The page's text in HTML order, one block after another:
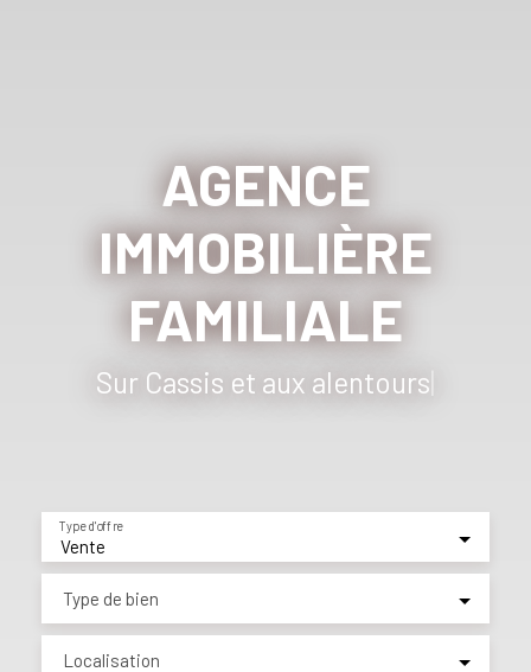
AGENCE
IMMOBILIÈRE
FAMILIALE
Sur Cassis|
Vente
Type d'offre
Type de bien
Localisation